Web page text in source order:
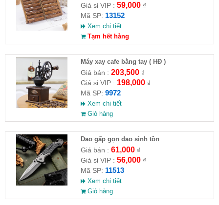
Giá sỉ VIP : 59,000₫
Mã SP: 13152
Xem chi tiết
Tạm hết hàng
Máy xay cafe bằng tay ( HĐ )
Giá bán : 203,500₫
Giá sỉ VIP : 198,000₫
Mã SP: 9972
Xem chi tiết
Giỏ hàng
Dao gấp gọn dao sinh tồn
Giá bán : 61,000₫
Giá sỉ VIP : 56,000₫
Mã SP: 11513
Xem chi tiết
Giỏ hàng